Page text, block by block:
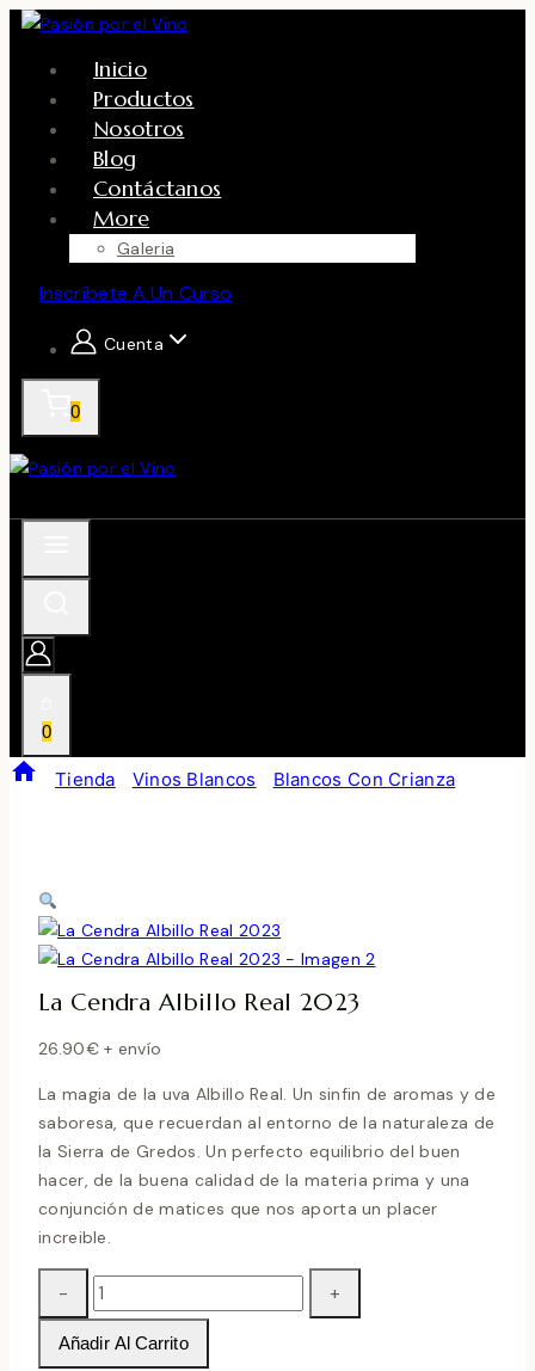
Skip
content
Inicio
Productos
Nosotros
Blog
Contáctanos
More
Galeria
Inscríbete A Un Curso
Cuenta
0
0
Tienda Vinos Blancos Blancos Con Crianza
La Cendra Albillo Real 2023
26.90€ + envío
La magia de la uva Albillo Real. Un sinfin de aromas y de
saboresa, que recuerdan al entorno de la naturaleza de
la Sierra de Gredos. Un perfecto equilibrio del buen
hacer, de la buena calidad de la materia prima y una
conjunción de matices que nos aporta un placer
increible.
La
Cendra
Albillo
Añadir Al Carrito